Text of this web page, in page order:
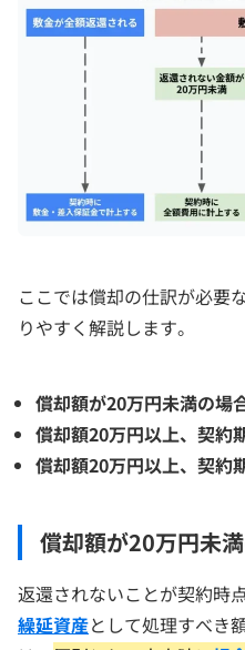
ここでは償却の仕訳が必要
りやすく解説します。
償却額が20万円未満の場
償却額20万円以上、契約
償却額20万円以上、契約
償却額が20万円未
返還されないことが契約時
繰延資産として処理すべき